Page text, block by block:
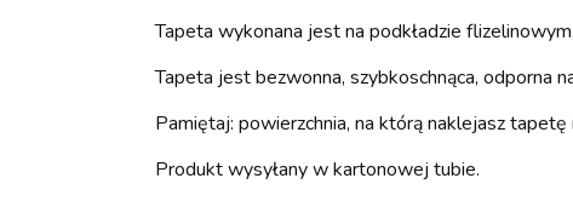
Tapeta wykonana jest na podkładzie
Tapeta jest bezwonna, szybkoschnąca, odporna
Pamiętaj: powierzchnia, na którą naklejasz
Produkt wysyłany w kartonowej tubie.